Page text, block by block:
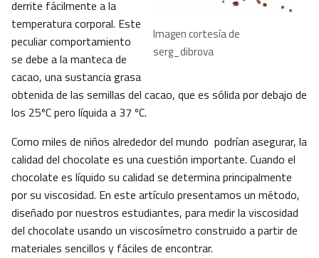
Imagen cortesía de
serg_dibrova
derrite fácilmente a la
temperatura corporal. Este
peculiar comportamiento
se debe a la manteca de
cacao, una sustancia grasa
obtenida de las semillas del cacao, que es sólida por debajo de
los 25ºC pero líquida a 37 ºC.
Como miles de niños alrededor del mundo podrían asegurar, la
calidad del chocolate es una cuestión importante. Cuando el
chocolate es líquido su calidad se determina principalmente
por su viscosidad. En este artículo presentamos un método,
diseñado por nuestros estudiantes, para medir la viscosidad
del chocolate usando un viscosímetro construido a partir de
materiales sencillos y fáciles de encontrar.